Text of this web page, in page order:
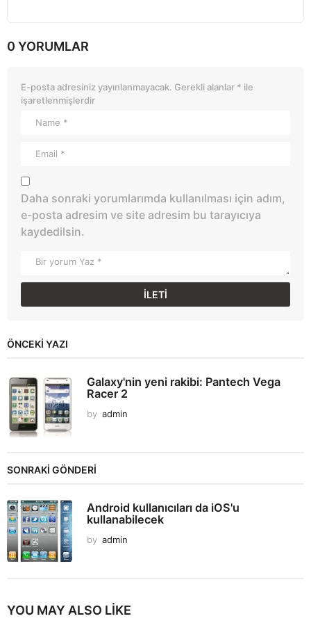
0 YORUMLAR
E-posta adresiniz yayınlanmayacak. Gerekli alanlar * ile
işaretlenmişlerdir
Daha sonraki yorumlarımda kullanılması için adım,
e-posta adresim ve site adresim bu tarayıcıya
kaydedilsin.
ÖNCEKI YAZI
Galaxy'nin yeni rakibi: Pantech Vega
Racer 2
by admin
SONRAKİ GÖNDERİ
Android kullanıcıları da iOS'u
kullanabilecek
by admin
YOU MAY ALSO LIKE